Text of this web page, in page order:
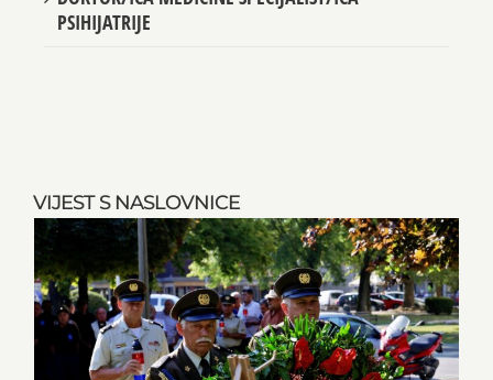
VIJEST S NASLOVNICE
PSIHIJATRIJE